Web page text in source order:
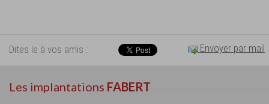
Dites le à vos amis : Envoyer par mail
Les implantations FABERT